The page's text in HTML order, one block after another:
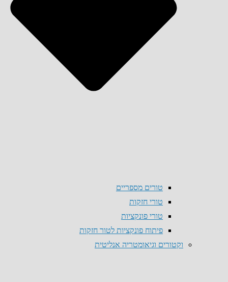
טורים מספריים
טורי חזקות
טורי פונקציות
פיתוח פונקציות לטור חזקות
וקטורים וגיאומטריה אנליטית